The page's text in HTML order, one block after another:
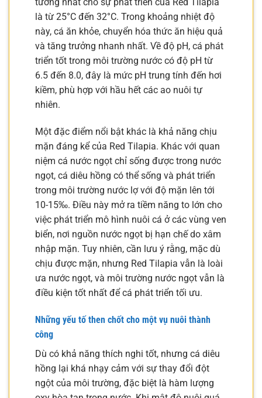
là từ 25°C đến 32°C. Trong khoảng nhiệt độ
này, cá ăn khỏe, chuyển hóa thức ăn hiệu quả
và tăng trưởng nhanh nhất. Về độ pH, cá phát
triển tốt trong môi trường nước có độ pH từ
6.5 đến 8.0, đây là mức pH trung tính đến hơi
kiềm, phù hợp với hầu hết các ao nuôi tự
nhiên.
Một đặc điểm nổi bật khác là khả năng chịu
mặn đáng kể của Red Tilapia. Khác với quan
niệm cá nước ngọt chỉ sống được trong nước
ngọt, cá diêu hồng có thể sống và phát triển
trong môi trường nước lợ với độ mặn lên tới
10-15‰. Điều này mở ra tiềm năng to lớn cho
việc phát triển mô hình nuôi cá ở các vùng ven
biển, nơi nguồn nước ngọt bị hạn chế do xâm
nhập mặn. Tuy nhiên, cần lưu ý rằng, mặc dù
chịu được mặn, nhưng Red Tilapia vẫn là loài
ưa nước ngọt, và môi trường nước ngọt vẫn là
điều kiện tốt nhất để cá phát triển tối ưu.
Những yếu tố then chốt cho một vụ nuôi thành
công
Dù có khả năng thích nghi tốt, nhưng cá diêu
hồng lại khá nhạy cảm với sự thay đổi đột
ngột của môi trường, đặc biệt là hàm lượng